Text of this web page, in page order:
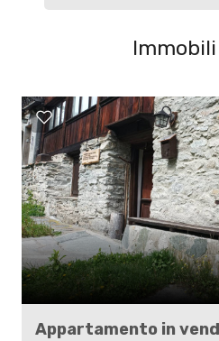
Appartamento in